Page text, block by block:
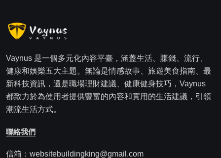
Vaynus 是一個多元化內容平臺，涵蓋生活、賺錢、流行、
健康和娛樂五大主題。無論是情感故事、旅遊美食指南、最
新科技資訊，還是職場理財建議、健康健身技巧，Vaynus
都致力於為使用者提供豐富的內容和實用的生活建議，引領
潮流生活方式。
聯絡我們
信箱：websitebuildingking@gmail.com